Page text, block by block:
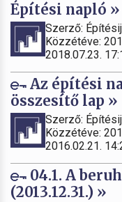
Építési napló »
Szerző:
Közzétéve:
2018.07.23.
Az építési
összesítő lap »
Szerző:
Közzétéve:
2016.02.21.
04.1. A
(2013.12.31.) »